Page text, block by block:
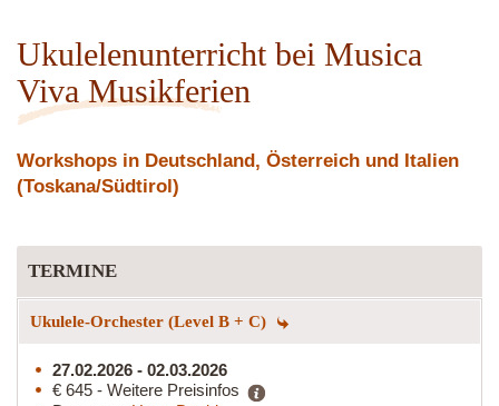
Ukulelenunterricht bei Musica
Viva Musikferien
Workshops in Deutschland, Österreich und Italien
(Toskana/Südtirol)
TERMINE
Ukulele-Orchester (Level B + C)
27.02.2026 - 02.03.2026
€ 645 - Weitere Preisinfos